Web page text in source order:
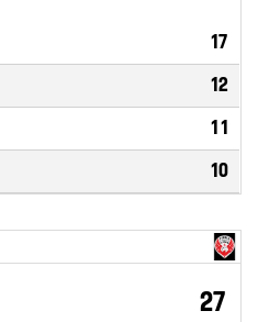
17
12
11
10
27